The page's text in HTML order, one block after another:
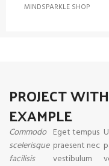
MINDSPARKLE SHOP
PROJECT
EXAMPLE
Commodo
scelerisque
facilisis
Eget tempus
praesent nec
vestibulum